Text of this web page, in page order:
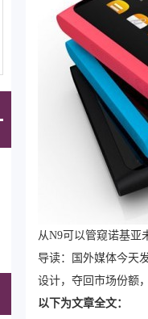
从N9可以管窥诺基亚
导读：国外媒体今天
设计，夺回市场份额
以下为文章全文：